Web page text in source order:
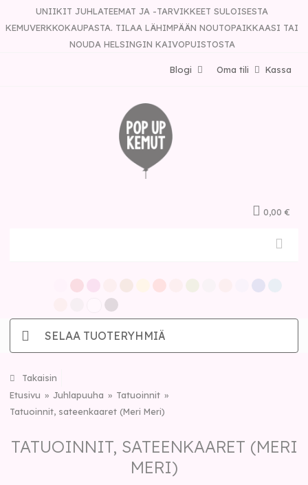
UNIIKIT JUHLATEEMAT JA -TARVIKKEET SULOISESTA
KEMUVERKKOKAUPASTA. TILAA LÄHIMPÄÄN NOUTOPAIKKAASI TAI
NOUDA HELSINGIN KAIVOPUISTOSTA
Kassa
Oma tili
Blogi
0,00 €
SELAA TUOTERYHMIÄ
Takaisin
Etusivu
Juhlapuuha
Tatuoinnit
Tatuoinnit, sateenkaaret (Meri Meri)
TATUOINNIT, SATEENKAARET (MERI
MERI)